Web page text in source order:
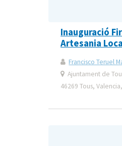
Inauguració
Artesania
Francisco Teruel
Ajuntament de
46269 Tous,